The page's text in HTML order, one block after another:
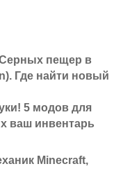
пещер в
Где найти новый
5 модов для
ваш инвентарь
Minecraft,